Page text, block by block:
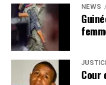
proches de ces
et de tant d’autres,
celui de savoir où se
vérité sur leur sort.
NEWS
Cour